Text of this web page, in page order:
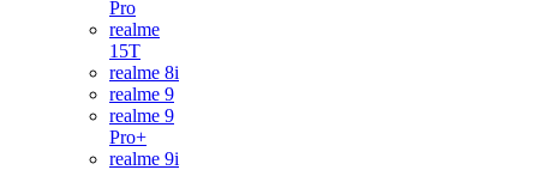
Pro
realme
15T
realme 8i
realme 9
realme 9
Pro+
realme 9i